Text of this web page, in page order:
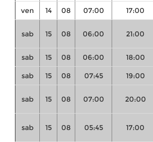
ven 14 08 07:00 17:00
sab 15 08 06:00 21:00
sab 15 08 06:00 18:00
sab 15 08 07:45 19:00
sab 15 08 07:00 20:00
sab 15 08 05:45 17:00